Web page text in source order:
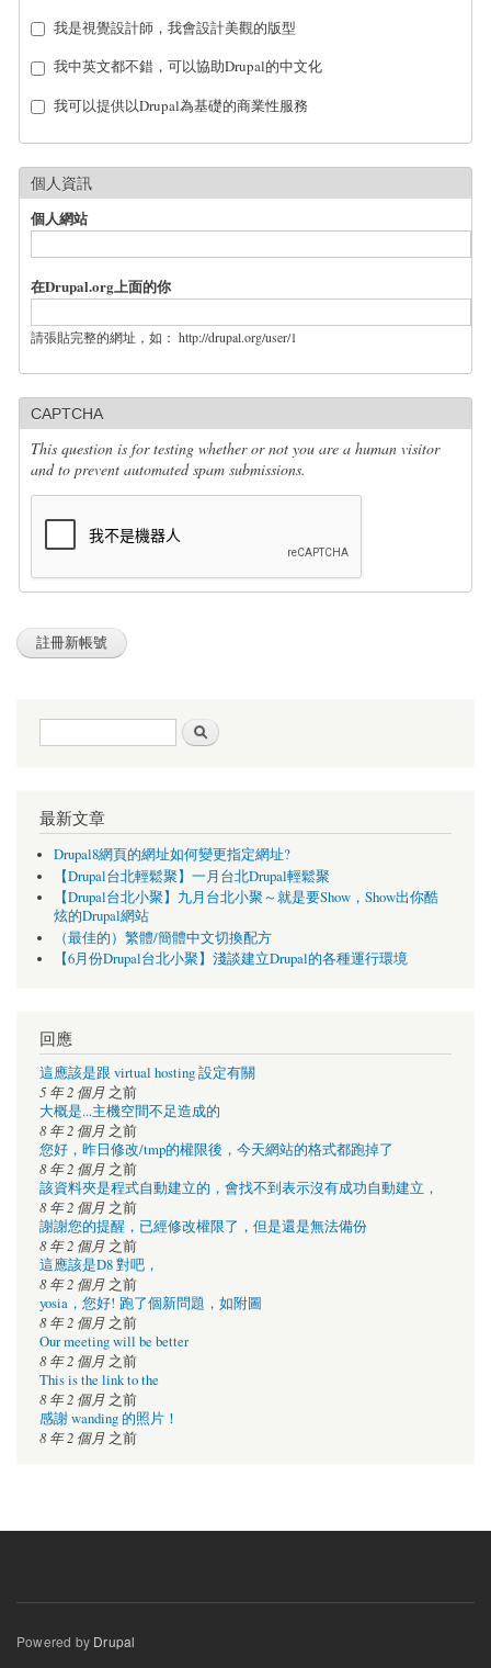
我是視覺設計師，我會設計美觀的版型
我中英文都不錯，可以協助Drupal的中文化
我可以提供以Drupal為基礎的商業性服務
個人資訊
個人網站
在Drupal.org上面的你
請張貼完整的網址，如： http://drupal.org/user/1
CAPTCHA
This question is for testing whether or not you are a human visitor
and to prevent automated spam submissions.
搜尋表單
最新文章
Drupal8網頁的網址如何變更指定網址?
【Drupal台北輕鬆聚】一月台北Drupal輕鬆聚
【Drupal台北小聚】九月台北小聚～就是要Show，Show出你酷
炫的Drupal網站
（最佳的）繁體/簡體中文切換配方
【6月份Drupal台北小聚】淺談建立Drupal的各種運行環境
回應
這應該是跟 virtual hosting 設定有關
5 年 2 個月 之前
大概是...主機空間不足造成的
8 年 2 個月 之前
您好，昨日修改/tmp的權限後，今天網站的格式都跑掉了
8 年 2 個月 之前
該資料夾是程式自動建立的，會找不到表示沒有成功自動建立，
8 年 2 個月 之前
謝謝您的提醒，已經修改權限了，但是還是無法備份
8 年 2 個月 之前
這應該是D8 對吧，
8 年 2 個月 之前
yosia，您好! 跑了個新問題，如附圖
8 年 2 個月 之前
Our meeting will be better
8 年 2 個月 之前
This is the link to the
8 年 2 個月 之前
感謝 wanding 的照片！
8 年 2 個月 之前
Powered by Drupal